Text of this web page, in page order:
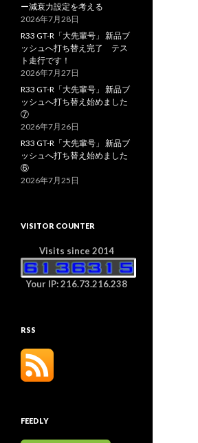
ー減衰力設定を考える
2026年7月28日
R33 GT-R「大先輩号」 新品ブ
ッシュへ打ち替え完了 テス
ト走行です！
2026年7月27日
R33 GT-R「大先輩号」 新品ブ
ッシュへ打ち替え始めました
⑦
2026年7月26日
R33 GT-R「大先輩号」 新品ブ
ッシュへ打ち替え始めました
⑥
2026年7月25日
VISITOR COUNTER
Visits since 2014
Your IP: 216.73.216.238
RSS
FEEDLY